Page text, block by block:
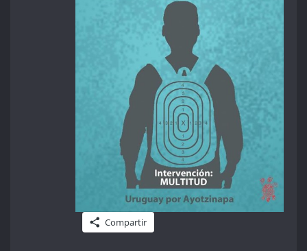
Compartir